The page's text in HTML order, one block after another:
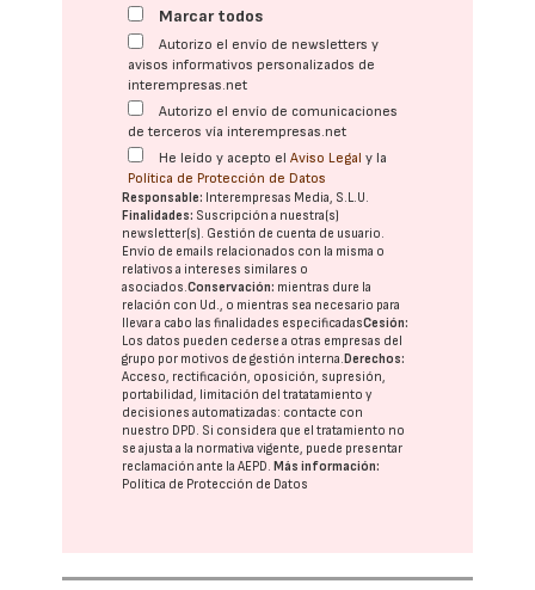
Marcar todos
Autorizo el envío de newsletters y
avisos informativos personalizados de
interempresas.net
Autorizo el envío de comunicaciones
de terceros vía interempresas.net
He leído y acepto elAviso Legal y la
Política de Protección de Datos
Responsable: Interempresas Media, S.L.U.
Finalidades: Suscripción a nuestra(s)
newsletter(s). Gestión de cuenta de usuario.
Envío de emails relacionados con la misma o
relativos a intereses similares o
asociados.Conservación: mientras dure la
relación con Ud., o mientras sea necesario para
llevar a cabo las finalidades especificadasCesión:
Los datos pueden cederse a otras empresas del
grupo por motivos de gestión interna.Derechos:
Acceso, rectificación, oposición, supresión,
portabilidad, limitación del tratatamiento y
decisiones automatizadas: contacte con
nuestro DPD. Si considera que el tratamiento no
se ajusta a la normativa vigente, puede presentar
reclamación ante laAEPD.Más información:
Política de Protección de Datos